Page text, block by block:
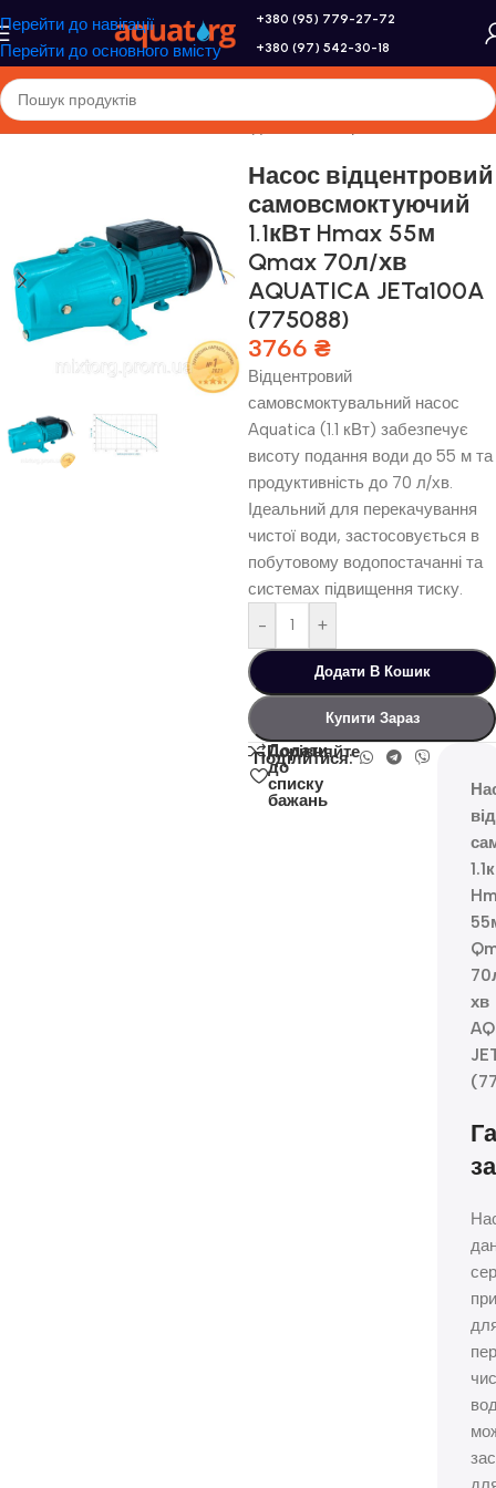
Перейти до навігації
Перейти до основного вмісту
+380 (95) 779-27-72
+380 (97) 542-30-18
Головна/Насоси та насосне обладнання/Поверхневі насоси
Насос відцентровий
самовсмоктуючий
1.1кВт Hmax 55м
Qmax 70л/хв
AQUATICA JETa100A
(775088)
3766 ₴
Відцентровий
самовсмоктувальний насос
Aquatica (1.1 кВт) забезпечує
висоту подання води до 55 м та
продуктивність до 70 л/хв.
Ідеальний для перекачування
чистої води, застосовується в
побутовому водопостачанні та
системах підвищення тиску.
-
+
Додати В Кошик
Купити Зараз
Порівняйте
Додати
до
списку
бажань
Поділитися:
хв